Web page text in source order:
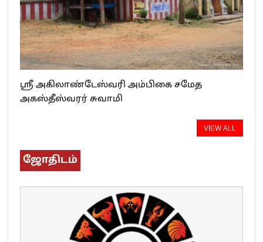
ஸ்ரீ அகிலாண்டேஸ்வரி அம்பிகை சமேத
அகஸ்தீஸ்வரர் சுவாமி
VIEW ALL
ஜோதிடம்